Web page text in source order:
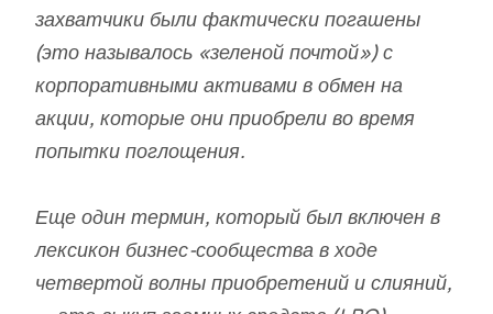
захватчики были фактически погашены
(это называлось «зеленой почтой») с
корпоративными активами в обмен на
акции, которые они приобрели во время
попытки поглощения.
Еще один термин, который был включен в
лексикон бизнес-сообщества в ходе
четвертой волны приобретений и слияний,